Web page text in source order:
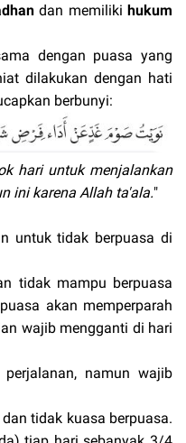
dan memilikihukum
dengan puasa yang
dilakukan dengan hati
berbunyi:
hari untuk menjalankan
ini karena Allah ta'ala."
untuk tidak berpuasa di
tidak mampu berpuasa
akan memperparah
wajib mengganti di hari
namun wajib
tidak kuasa berpuasa.